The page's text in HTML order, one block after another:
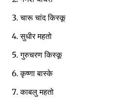
चारू चांद किस्कू
सुधीर महतो
गुरुचरण किस्कू
कृष्णा बास्के
काबलु महतो